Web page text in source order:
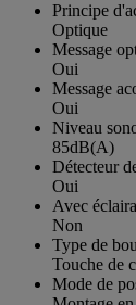
Principe
Optique
Message
Oui
Message
Oui
Niveau
85dB(A)
Détecteur
Oui
Avec
Non
Type de
Touche de
Mode de